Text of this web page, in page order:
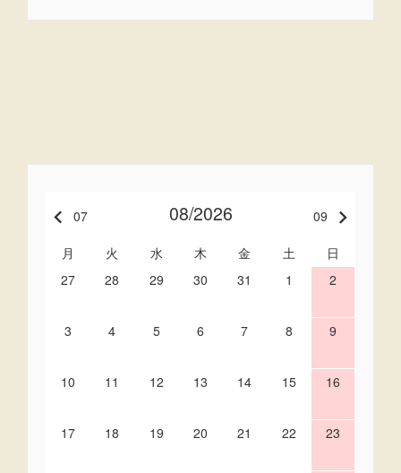
keyboard_arrow_left 07 08/2026 09 keyboard_arrow_right
月 火 水 木 金 土
日
27
28 29 30 31 1 2
3 4 5 6 7 8 9
10 11 12 13 14 15 16
17 18 19 20 21 22 23